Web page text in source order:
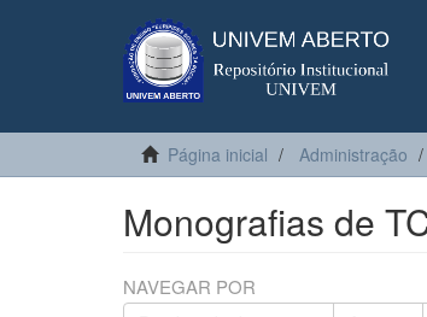
Página inicial Administração
Monografias de
NAVEGAR POR